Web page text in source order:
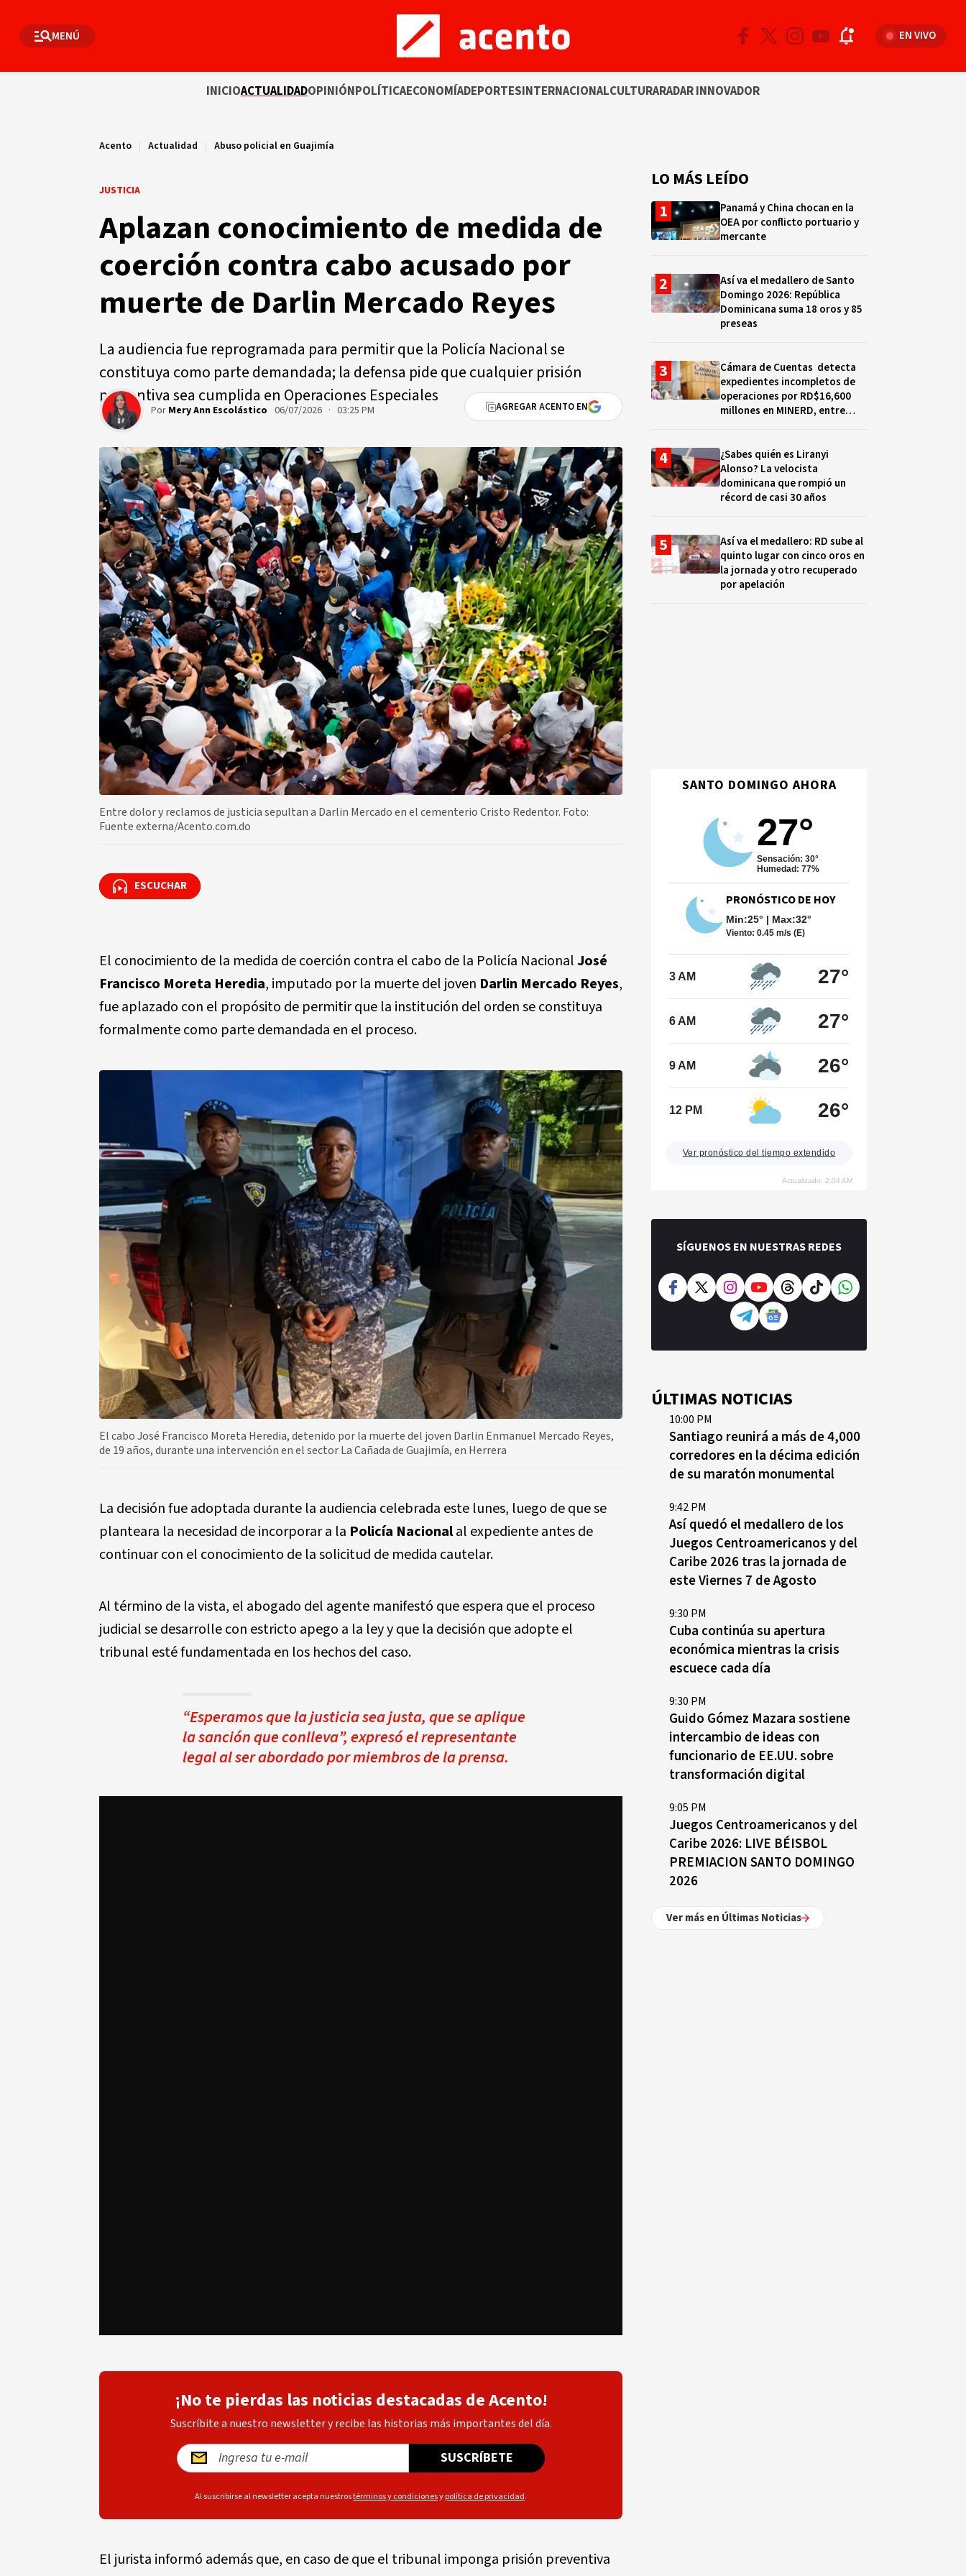
MENÚ EN VIVO
INICIOACTUALIDADOPINIÓNPOLÍTICAECONOMÍADEPORTESINTERNACIONALCULTURARADAR INNOVADOR
Acento | Actualidad | Abuso policial en Guajimía
JUSTICIA
Aplazan conocimiento de medida de
coerción contra cabo acusado por
muerte de Darlin Mercado Reyes
La audiencia fue reprogramada para permitir que la Policía Nacional se
constituya como parte demandada; la defensa pide que cualquier prisión
preventiva sea cumplida en Operaciones Especiales
Por Mery Ann Escolástico 06/07/2026 · 03:25 PM AGREGAR ACENTO EN
Entre dolor y reclamos de justicia sepultan a Darlin Mercado en el cementerio Cristo Redentor. Foto:
Fuente externa/Acento.com.do
ESCUCHAR
ESCUCHAR
El conocimiento de la medida de coerción contra el cabo de la Policía NacionalJosé
Francisco Moreta Heredia, imputado por la muerte del joven Darlin Mercado Reyes,
fue aplazado con el propósito de permitir que la institución del orden se constituya
formalmente como parte demandada en el proceso.
El cabo José Francisco Moreta Heredia, detenido por la muerte del joven Darlin Enmanuel Mercado Reyes,
de 19 años, durante una intervención en el sector La Cañada de Guajimía, en Herrera
La decisión fue adoptada durante la audiencia celebrada este lunes, luego de que se
planteara la necesidad de incorporar a la Policía Nacionalal expediente antes de
continuar con el conocimiento de la solicitud de medida cautelar.
Al término de la vista, el abogado del agente manifestó que espera que el proceso
judicial se desarrolle con estricto apego a la ley y que la decisión que adopte el
tribunal esté fundamentada en los hechos del caso.
“Esperamos que la justicia sea justa, que se aplique
la sanción que conlleva”, expresó el representante
legal al ser abordado por miembros de la prensa.
¡No te pierdas las noticias destacadas de Acento!
Suscríbite a nuestro newsletter y recibe las historias más importantes del día.
SUSCRÍBETE
Al suscribirse al newsletter acepta nuestrostérminos y condicionesypolítica de privacidad.
El jurista informó además que, en caso de que el tribunal imponga prisión preventiva
LO MÁS LEÍDO
Panamá y China chocan en la
OEA por conflicto portuario y
mercante
Así va el medallero de Santo
Domingo 2026: República
Dominicana suma 18 oros y 85
preseas
Cámara de Cuentas detecta
expedientes incompletos de
operaciones por RD$16,600
millones en MINERD, entre
¿Sabes quién es Liranyi
Alonso? La velocista
dominicana que rompió un
récord de casi 30 años
Así va el medallero: RD sube al
quinto lugar con cinco oros en
la jornada y otro recuperado
por apelación
SANTO DOMINGO AHORA
27°
Sensación: 30°
Humedad: 77%
PRONÓSTICO DE HOY
Min:25° | Max:32°
Viento: 0.45 m/s (E)
3 AM 27°
6 AM 27°
9 AM 26°
12 PM 26°
Ver pronóstico del tiempo extendido
Actualizado: 2:04 AM
SÍGUENOS EN NUESTRAS REDES
ÚLTIMAS NOTICIAS
10:00 PM
Santiago reunirá a más de 4,000
corredores en la décima edición
de su maratón monumental
9:42 PM
Así quedó el medallero de los
Juegos Centroamericanos y del
Caribe 2026 tras la jornada de
este Viernes 7 de Agosto
9:30 PM
Cuba continúa su apertura
económica mientras la crisis
escuece cada día
9:30 PM
Guido Gómez Mazara sostiene
intercambio de ideas con
funcionario de EE.UU. sobre
transformación digital
9:05 PM
Juegos Centroamericanos y del
Caribe 2026: LIVE BÉISBOL
PREMIACION SANTO DOMINGO
2026
Ver más en Últimas Noticias